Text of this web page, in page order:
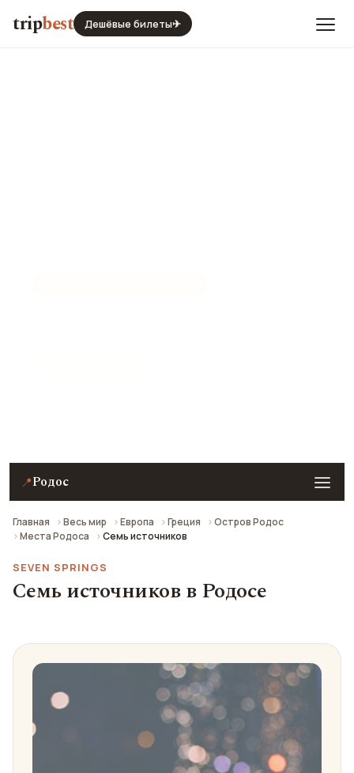
tripbest Дешёвые билеты✈
📍Родос
Главная Весь мир Европа Греция
Остров Родос
Места Родоса
Семь источников
SEVEN SPRINGS
Семь источников в Родосе